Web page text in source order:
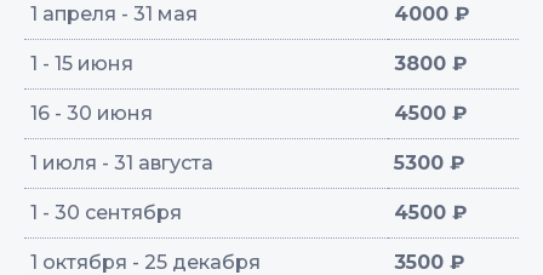
1 апреля - 31 мая 4000 ₽
1 - 15 июня 3800 ₽
16 - 30 июня 4500 ₽
1 июля - 31 августа 5300 ₽
1 - 30 сентября 4500 ₽
1 октября - 25 декабря 3500 ₽